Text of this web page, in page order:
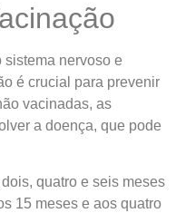
nervoso e
é crucial para prevenir
vacinadas, as
a doença, que pode
quatro e seis meses
15 meses e aos quatro